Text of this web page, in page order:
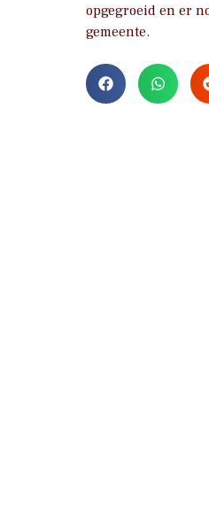
opgegroeid en er
gemeente.